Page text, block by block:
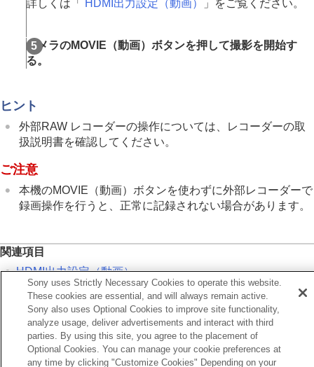
カメラの設定を変更する
パソコンでできること
クラウドサービスを利用する
詳しくは「
HDMI出力設定 （動画） 」をご覧ください。
カメラのMOVIE（動画）ボタンを押して撮影を開始す
る。
ヒント
外部RAW レコーダーの操作については、レコーダーの取
扱説明書を確認してください。
ご注意
本機のMOVIE（動画）ボタンを使わずに外部レコーダーで
録画操作を⾏うと、正常に記録されない場合があります。
関連項目
HDMI出力設定（動画）
とタイムコードを合わせる
次へ
USBストリーミング（動
Sony uses Strictly Necessary Cookies to operate this website.
These cookies are essential, and will always remain active.
Sony also uses Optional Cookies to improve site functionality,
analyze usage, deliver advertisements and interact with third
parties. By using this site, you agree to the placement of
Optional Cookies. You can manage your cookie preferences at
any time by clicking "Customize Cookies" Depending on your